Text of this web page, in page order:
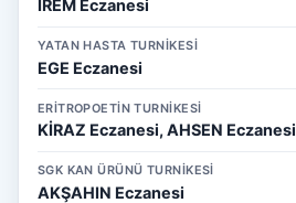
İREM Eczanesi
YATAN HASTA TURNİKESİ
EGE Eczanesi
ERİTROPOETİN TURNİKESİ
KİRAZ Eczanesi, AHSEN Eczanesi
SGK KAN ÜRÜNÜ TURNİKESİ
AKŞAHIN Eczanesi